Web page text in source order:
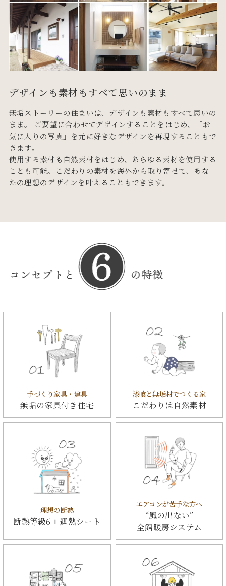
デザインも素材もすべて思いのまま
無垢ストーリーの住まいは、デザインも素材もすべて思いの
まま。 ご要望に合わせてデザインすることをはじめ、「お
気に入りの写真」を元に好きなデザインを再現することもで
きます。
使用する素材も自然素材をはじめ、あらゆる素材を使用する
ことも可能。こだわりの素材を海外から取り寄せて、あな
たの理想のデザインを叶えることもできます。
手づくり家具・建具
無垢の家具付き住宅
漆喰と無垢材でつくる家
こだわりは自然素材
理想の断熱
断熱等級6 + 遮熱シート
エアコンが苦手な方へ
“風の出ない”
全館暖房システム